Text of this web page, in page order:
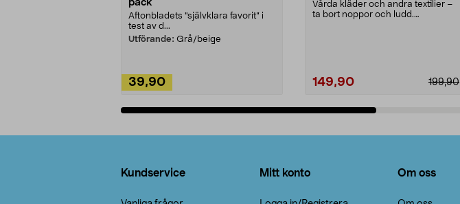
pack
Aftonbladets "självklara favorit” i
test av d...
Utförande: Grå/beige
39,90
Vårda kläder och andra textilier –
ta bort noppor och ludd.
199,90
149,90
Kundservice Mitt konto Om oss